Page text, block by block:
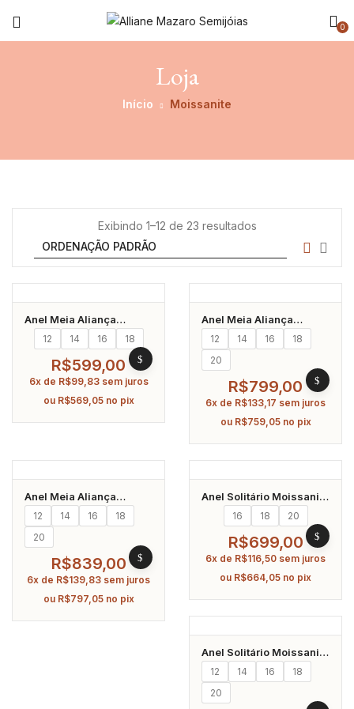
0
Loja
Início Moissanite
Exibindo 1–12 de 23 resultados
Anel Meia Aliança
Moissanite 3Mm Prata
925 Banhado A Ródio
12 14 16 18
R$599,00
6x de R$99,83 sem juros
ou R$569,05 no pix
Anel Meia Aliança
Moissanite 5Mm Prata
925 Banhado A Ródio
12 14 16
18
20
R$799,00
6x de R$133,17 sem juros
ou R$759,05 no pix
Anel Meia Aliança
Moissanite 8Mm Prata
925 Banhado A Ródio
12 14 16
18
20
R$839,00
6x de R$139,83 sem juros
ou R$797,05 no pix
Anel Solitário Moissanite
10.0Mm Prata 925
Banhado A Ródio
16 18 20
R$699,00
6x de R$116,50 sem juros
ou R$664,05 no pix
Anel Solitário Moissanite
12.0Mm Prata 925
Banhado A Ródio
12 14 16
18
20